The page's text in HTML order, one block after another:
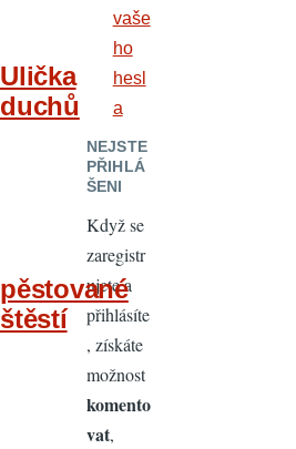
Ulička
duchů
pěstované
štěstí
vaše
ho
hesl
a
NEJSTE
PŘIHLÁ
ŠENI
Když se
zaregistr
ujete a
přihlásíte
, získáte
možnost
komento
vat,